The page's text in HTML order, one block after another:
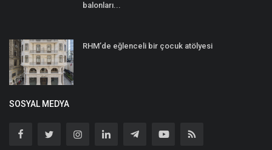
balonları...
RHM’de eğlenceli bir çocuk atölyesi
SOSYAL MEDYA